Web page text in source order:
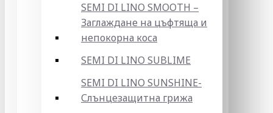
SEMI DI LINO SMOOTH –
Заглаждане на цъфтяща и
непокорна коса
SEMI DI LINO SUBLIME
SEMI DI LINO SUNSHINE-
Слънцезащитна грижа